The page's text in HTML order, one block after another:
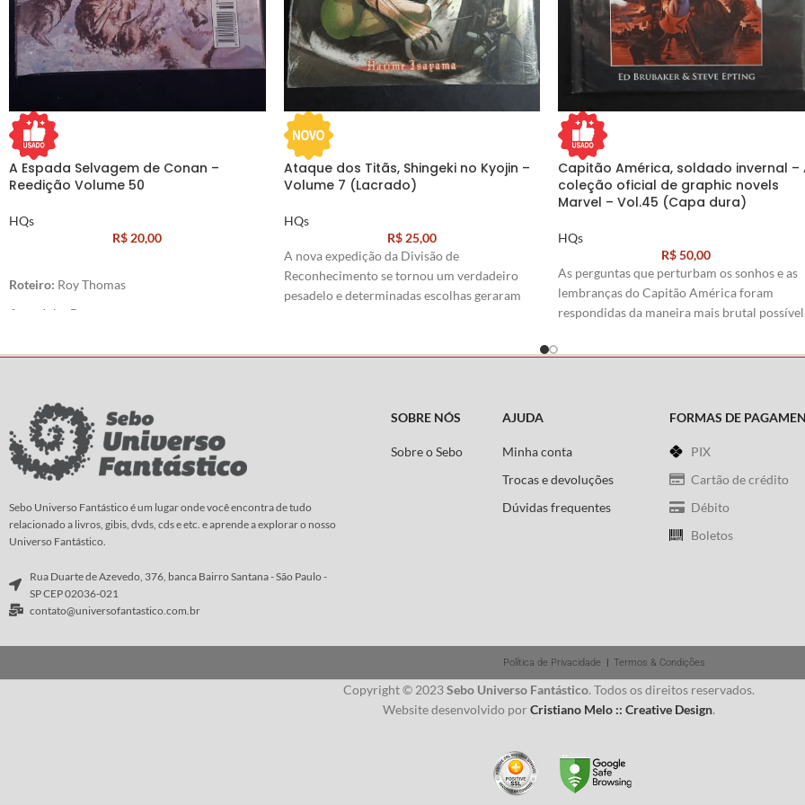
A Espada Selvagem de Conan –
Reedição Volume 50
HQs
R$ 20,00
Roteiro: Roy Thomas
Arte:
John Buscema
Ataque dos Titãs, Shingeki no Kyojin –
Volume 7 (Lacrado)
HQs
R$25,00
A nova expedição da Divisão de
Reconhecimento se tornou um verdadeiro
pesadelo e determinadas escolhas geraram
Capitão América, soldado invernal –
coleção oficial de graphic novels
Marvel – Vol.45 (Capa dura)
HQs
R$50,00
As perguntas que perturbam os sonhos e as
lembranças do Capitão América foram
respondidas da maneira mais brutal possível.
que assolam o bravo herói, o diabólico
ameaçando abrir novas que jamais poderão
Roteiro:
Ed Brubaker
Arte:Steve Epting
Sebo Universo Fantástico é um lugar onde você encontra de tudo
relacionado a livros, gibis, dvds, cds e etc. e aprende a explorar o nosso
Universo Fantástico.
Rua Duarte de Azevedo, 376, banca Bairro Santana - São Paulo -
SP CEP 02036-021
contato@universofantastico.com.br
SOBRE NÓS
Sobre o Sebo
AJUDA
Minha conta
Trocas e devoluções
Dúvidas frequentes
FORMAS DE
PIX
Cartão de crédito
Débito
Boletos
Política de Privacidade | Termos & Condições
Copyright © 2023Sebo Universo Fantástico. Todos os direitos reservados.
Website desenvolvido por Cristiano Melo :: Creative Design.